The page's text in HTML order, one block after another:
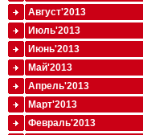
Август'2013
Июль'2013
Июнь'2013
Май'2013
Апрель'2013
Март'2013
Февраль'2013